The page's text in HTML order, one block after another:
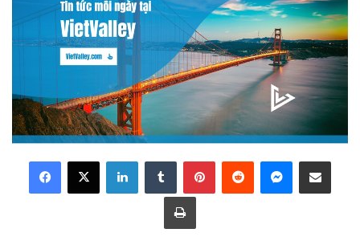
LinkedInTumblr PinterestReddit Messenger
Share via Email
Print